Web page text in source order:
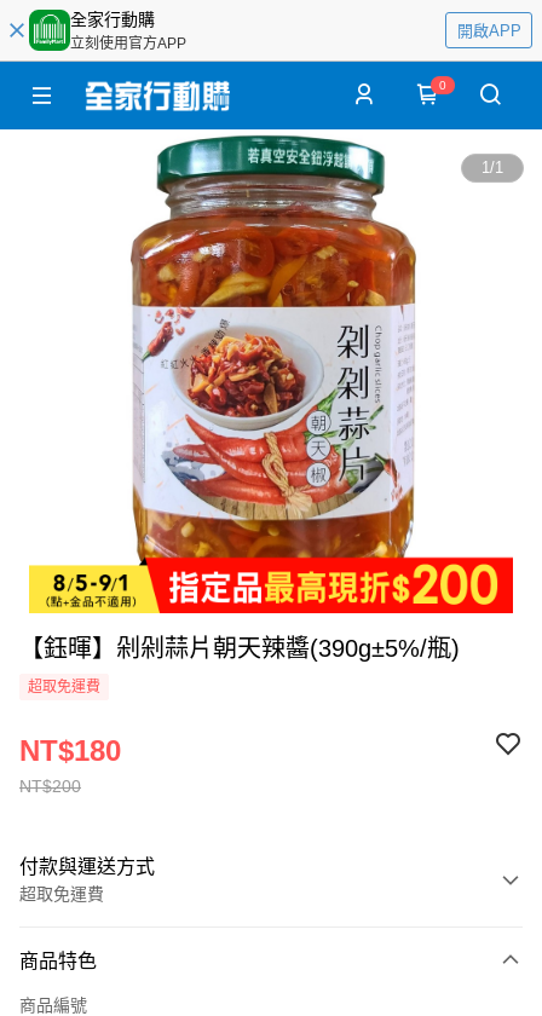
全家行動購
立刻使用官方APP
開啟APP
0
1/1
【鈺暉】剁剁蒜片朝天辣醬(390g±5%/瓶)
超取免運費
NT$200
NT$180
付款與運送方式
超取免運費
全家線上支付
商品特色
商品編號